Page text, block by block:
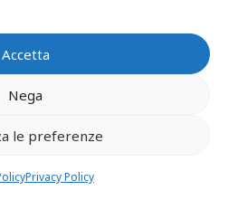
Accetta
Nega
le preferenze
Privacy Policy
in vita